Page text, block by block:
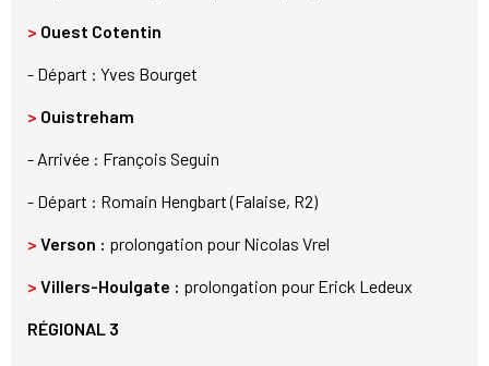
> Ouest Cotentin
- Départ : Yves Bourget
> Ouistreham
- Arrivée : François Seguin
- Départ : Romain Hengbart (Falaise, R2)
> Verson : prolongation pour Nicolas Vrel
> Villers-Houlgate : prolongation pour Erick Ledeux
RÉGIONAL 3